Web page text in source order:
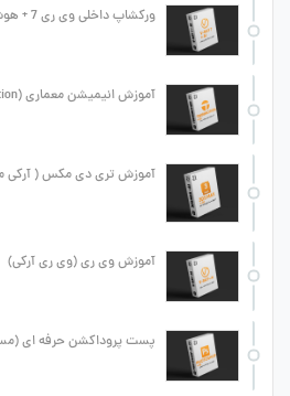
ورکشاپ داخلی وی ری 7 + هوش مصنوعی
آموزش انیمیشن معماری (Mr.Twinmotion)
آموزش تری دی مکس (
آموزش وی ری (وی ری آرکی)
پست پروداکشن حرفه ای